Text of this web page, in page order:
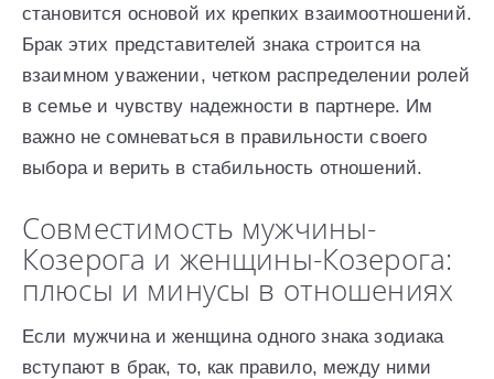
становится основой их крепких взаимоотношений.
Брак этих представителей знака строится на
взаимном уважении, четком распределении ролей
в семье и чувству надежности в партнере. Им
важно не сомневаться в правильности своего
выбора и верить в стабильность отношений.
Совместимость мужчины-
Козерога и женщины-Козерога:
плюсы и минусы в отношениях
Если мужчина и женщина одного знака зодиака
вступают в брак, то, как правило, между ними